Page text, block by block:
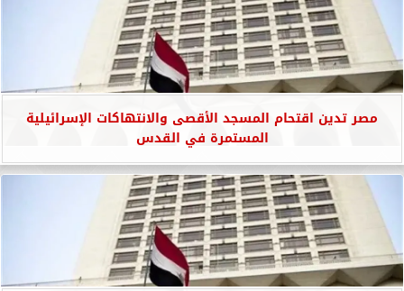
مصر تدين اقتحام المسجد الأقصى والانتهاكات الإسرائيلية
المستمرة في القدس